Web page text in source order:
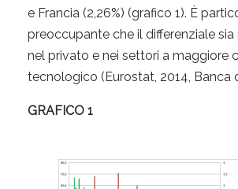
e Francia (2,26%) (grafico 1). È
preoccupante che il differenziale
nel privato e nei settori a maggiore
tecnologico (Eurostat, 2014, Banca
GRAFICO 1